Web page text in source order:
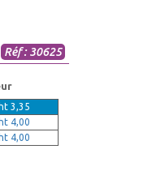
Réf : 30625
3,35
4,00
4,00